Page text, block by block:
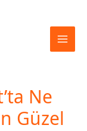
Ne
Güzel